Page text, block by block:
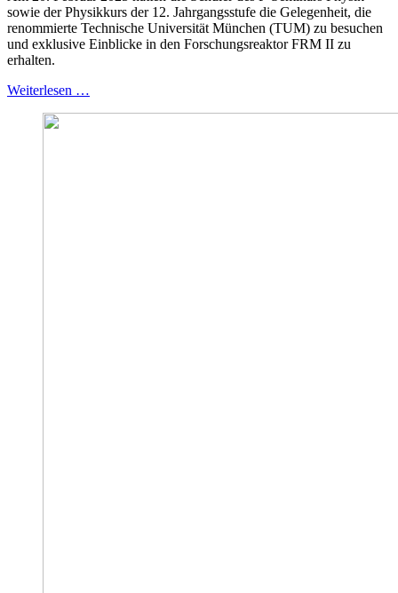
sowie der Physikkurs der 12. Jahrgangsstufe die Gelegenheit, die
renommierte Technische Universität München (TUM) zu besuchen
und exklusive Einblicke in den Forschungsreaktor FRM II zu
erhalten.
Weiterlesen …